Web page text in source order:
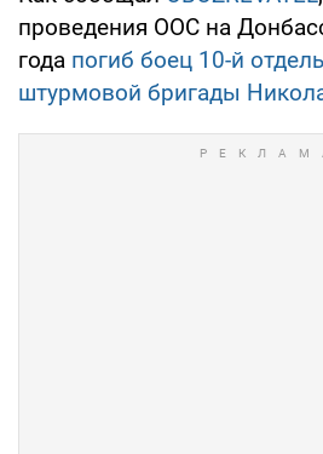
проведения ООС на
года погиб боец 10-й
штурмовой бригады